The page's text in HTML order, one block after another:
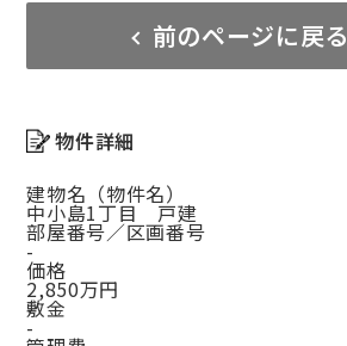
前のページに戻る
物件詳細
建物名（物件名）
中小島1丁目 戸建
部屋番号／区画番号
-
価格
2,850万円
敷金
-